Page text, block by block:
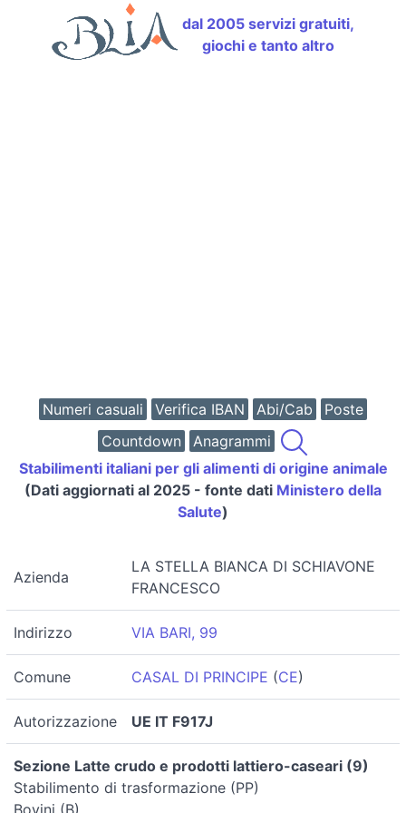
dal 2005 servizi gratuiti,
giochi e tanto altro
Numeri casuali Verifica IBAN Abi/Cab
Poste
Countdown
Anagrammi
Stabilimenti italiani per gli alimenti di origine animale
(Dati aggiornati al 2025 - fonte dati Ministero della
Salute)
Azienda
LA STELLA BIANCA DI SCHIAVONE
FRANCESCO
Indirizzo VIA BARI, 99
Comune CASAL DI PRINCIPE (CE)
Autorizzazione UE IT F917J
Sezione Latte crudo e prodotti lattiero-caseari (9)
Stabilimento di trasformazione (PP)
Bovini (B)